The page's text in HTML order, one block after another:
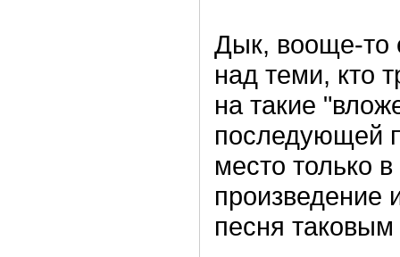
Дык, вооще-то
над теми, кто
на такие
последующей
место только
произведение
песня таковым